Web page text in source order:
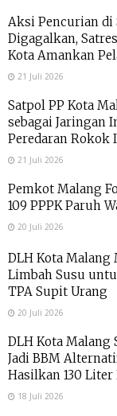
Aksi Pencurian di
Digagalkan,
Kota Amankan
21 Juli 2026
Satpol PP Kota
sebagai Jaringan
Peredaran Rokok
21 Juli 2026
Pemkot Malang
109 PPPK Paruh
20 Juli 2026
DLH Kota Malang
Limbah Susu
TPA Supit Urang
20 Juli 2026
DLH Kota Malang
Jadi BBM
Hasilkan 130 Liter
18 Juli 2026